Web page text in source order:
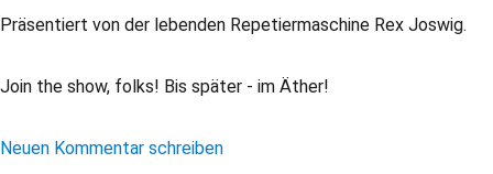
Präsentiert von der lebenden Repetiermaschine Rex Joswig.
Join the show, folks! Bis später - im Äther!
Neuen Kommentar schreiben